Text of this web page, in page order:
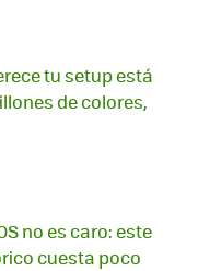
tu setup está
de colores,
no es caro: este
cuesta poco